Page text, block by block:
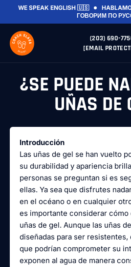
WE SPEAK ENGLISH 🇺🇸
ГОВОРИМ ПО
(203) 690-
[EMAIL
¿SE PUEDE
UÑAS DE
Introducción
Las uñas de gel se han vuelto
su durabilidad y apariencia
personas se preguntan si es
ellas. Ya sea que disfrutes
en el océano o en cualquier
es importante considerar cómo
uñas de gel. Aunque las uñas
diseñadas para ser
que podrían comprometer su
exponen al agua de manera